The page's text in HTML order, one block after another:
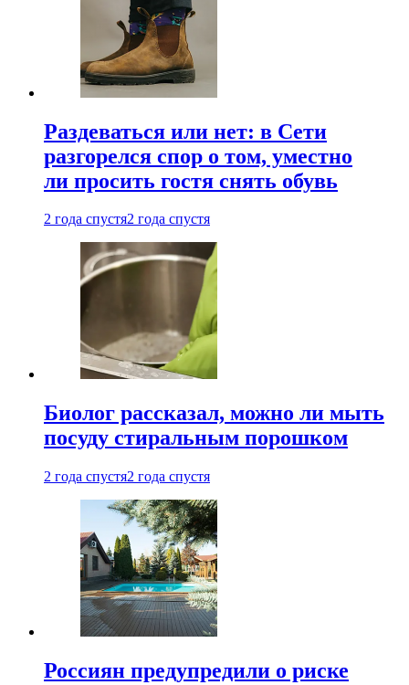
Раздеваться или нет: в Сети
разгорелся спор о том, уместно
ли просить гостя снять обувь
2 года спустя2 года спустя
Биолог рассказал, можно ли мыть
посуду стиральным порошком
2 года спустя2 года спустя
Россиян предупредили о риске